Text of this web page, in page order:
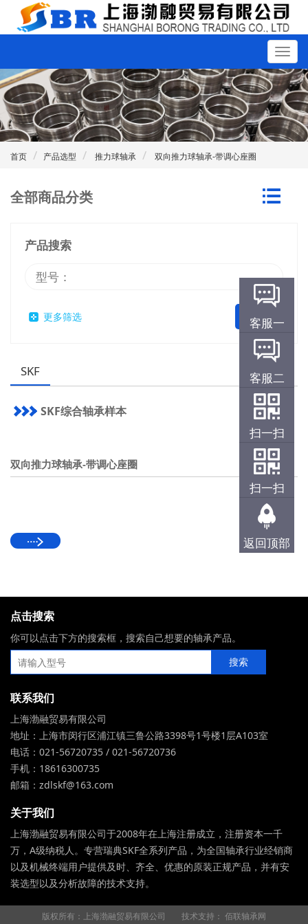
客服一
客服二
扫一扫
扫一扫
返回顶部
首页 产品选型 推力球轴承 双向推力球轴承-带调心座圈
全部商品分类
产品搜索
更多筛选
SKF
SKF综合轴承样本
双向推力球轴承-带调心座圈
点击搜索
你可以点击下方的搜索框，搜索自己想要的轴承产品。
联系我们
上海渤融贸易有限公司
地址：上海市闵行区浦江镇三鲁公路3398号1号楼1层A103室
电话：021-56720735 / 021-56720736
手机：18616300735
邮箱：zdlskf@163.com
关于我们
上海渤融贸易有限公司于2008年在上海注册成立，注册资本一千
万，A级纳税人。专营瑞典SKF全系列产品，为全国轴承行业经销商
以及机械终端用户提供及时、齐全、优惠的原装正规产品，并有安
装选型以及分析故障的技术支持。
版权所有：上海渤融贸易有限公司 技术支持： 佰联轴承网